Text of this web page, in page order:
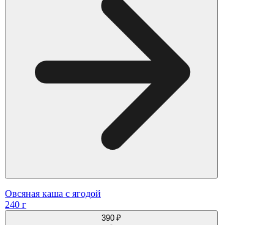
Овсяная каша с ягодой
240 г
390 ₽